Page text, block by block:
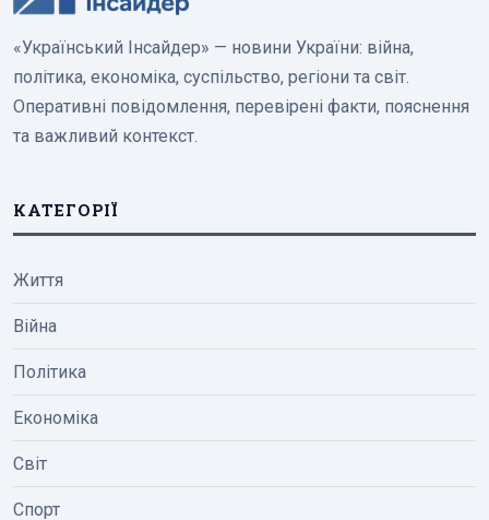
«Український Інсайдер» — новини України: війна,
політика, економіка, суспільство, регіони та світ.
Оперативні повідомлення, перевірені факти, пояснення
та важливий контекст.
КАТЕГОРІЇ
Життя
Війна
Політика
Економіка
Світ
Спорт